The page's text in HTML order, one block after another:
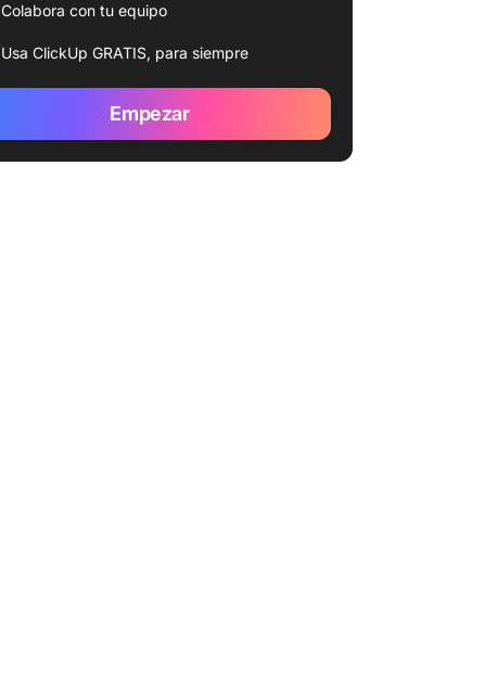
Colabora con tu equipo
Usa ClickUp GRATIS, para siempre
Empezar